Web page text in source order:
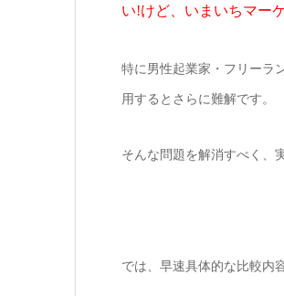
い!けど、いまいちマー
特に男性起業家・フリーラ
用するとさらに難解です。
そんな問題を解消すべく、
では、早速具体的な比較内